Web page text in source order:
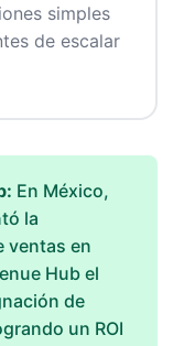
simples
de escalar
En México,
la
ventas en
Hub el
de
un ROI